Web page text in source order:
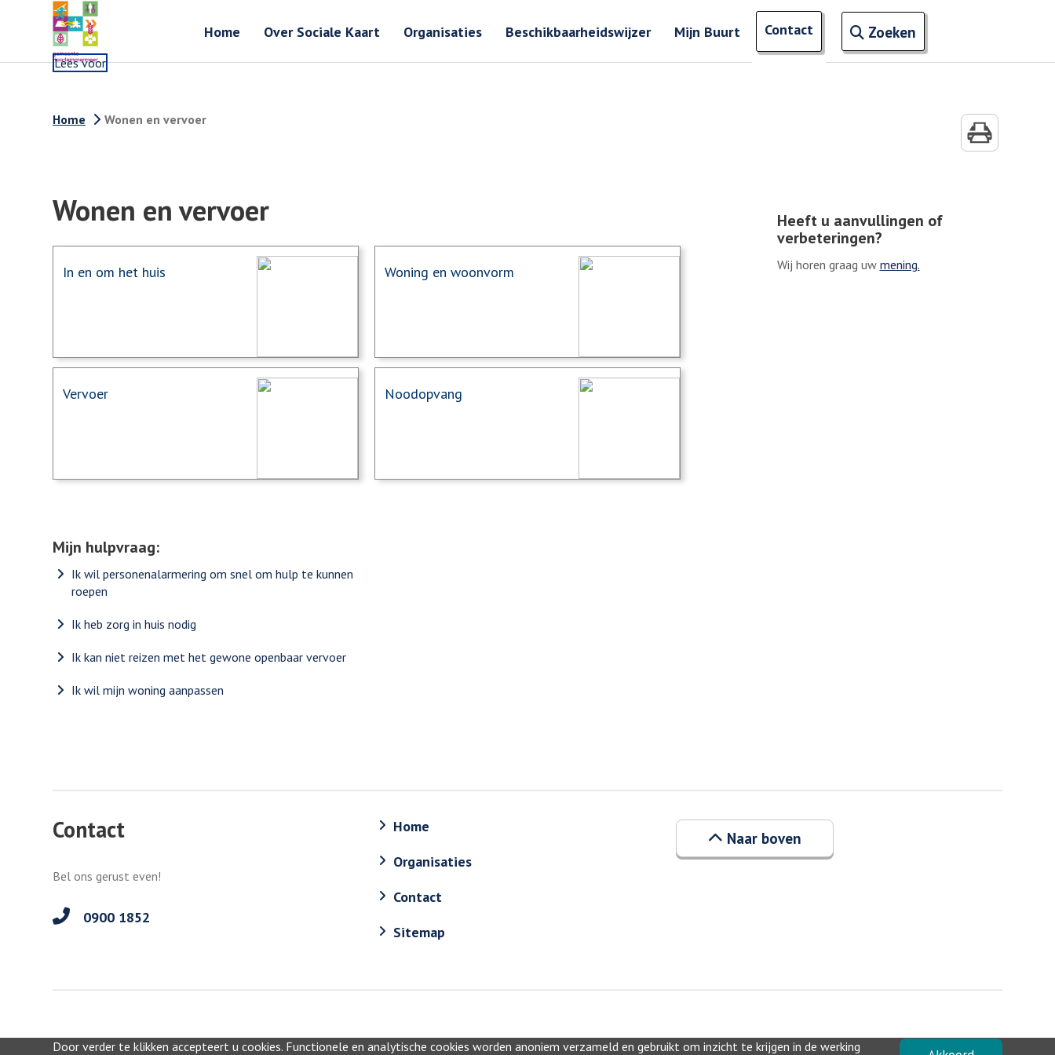
Door verder te klikken accepteert u cookies. Functionele en analytische cookies worden anoniem verzameld en gebruikt om inzicht te krijgen in de werking
Home Over Sociale Kaart Organisaties Beschikbaarheidswijzer Mijn Buurt Contact ZoekenOpen zoekveld
Lees voor
Zoeken naar ingevoerde termen
Home Wonen en vervoer
Wonen en vervoer
In en om het huis Woning en woonvorm
Vervoer Noodopvang
Mijn hulpvraag:
Ik wil personenalarmering om snel om hulp te kunnen
roepen
Ik heb zorg in huis nodig
Ik kan niet reizen met het gewone openbaar vervoer
Ik wil mijn woning aanpassen
Heeft u aanvullingen of
verbeteringen?
Wij horen graag uw mening.
Contact
Bel ons gerust even!
0900 1852
Home
Organisaties
Contact
Sitemap
Naar boven